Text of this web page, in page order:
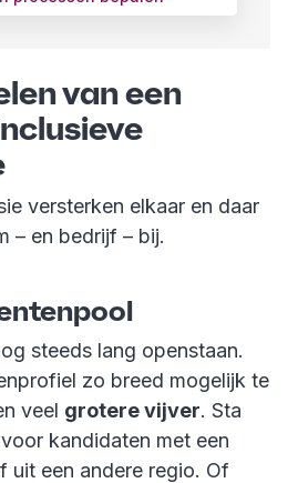
van een
versterken elkaar en daar
– en bedrijf – bij.
steeds lang openstaan.
zo breed mogelijk te
veel grotere vijver. Sta
kandidaten met een
uit een andere regio. Of